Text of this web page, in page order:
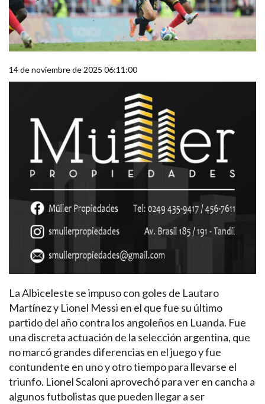
14 de noviembre de 2025 06:11:00
La Albiceleste se impuso con goles de Lautaro
Martínez y Lionel Messi en el que fue su último
partido del año contra los angoleños en Luanda. Fue
una discreta actuación de la selección argentina, que
no marcó grandes diferencias en el juego y fue
contundente en uno y otro tiempo para llevarse el
triunfo. Lionel Scaloni aprovechó para ver en cancha a
algunos futbolistas que pueden llegar a ser